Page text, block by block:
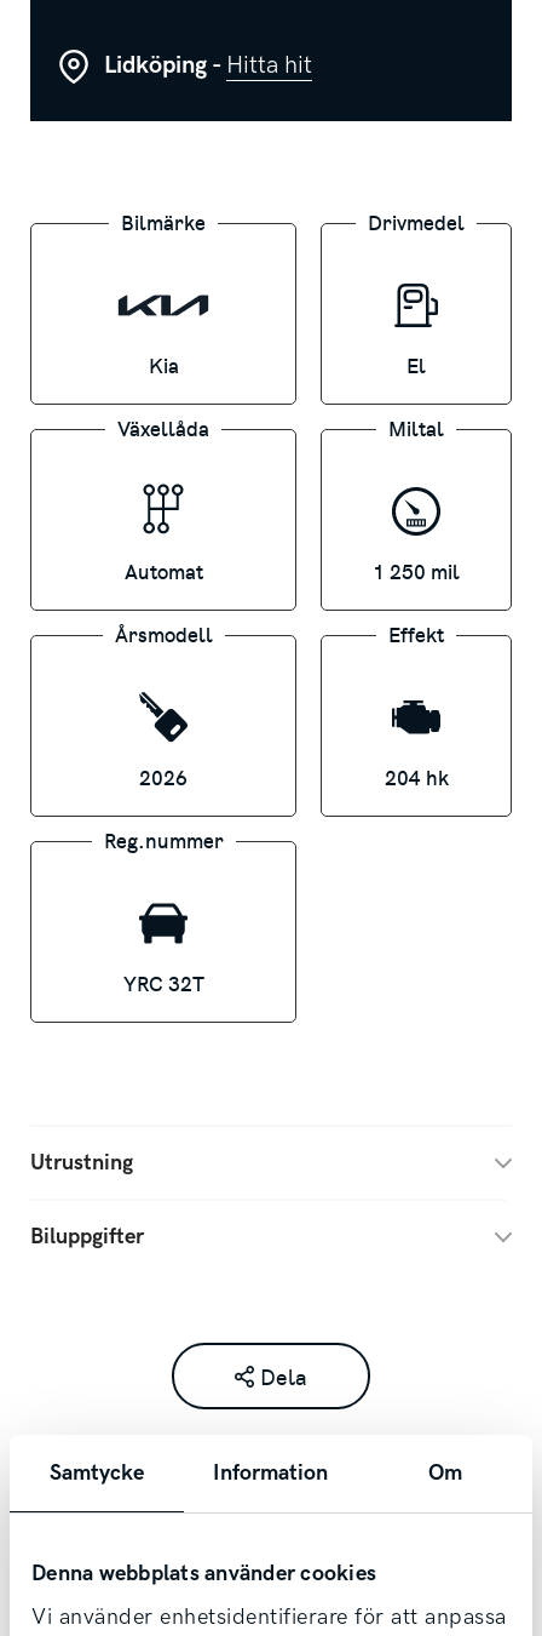
Samtycke Information Om
Denna webbplats använder cookies
Vi använder enhetsidentifierare för att anpassa
Vehicle to Load (V2L) Möjliggör bilen som
en "mobil powerbank"
Elmanövrerad passagerarstol
Exeriöra plastdetaljer, blanksvarta
Head-Up Display
Sollucka
Bilen är en rullande DEMO bil så
Vi tar din bil i inbyte samt erbjuder
förmånlig finansiering om så önskas. Ni når
mailen lead.lidkoping@svenskamotor.se.
Varmt Välkommen in till oss på Svenska
Motor Tallhagsgatan 12 i Lidköping för mer
info samt provkörning!
förmånlig finansiering om så önskas. Ni når
oss lättast på växeln 0510-48 81 97 eller på
mailen lead.lidkoping@svenskamotor.se.
Varmt Välkommen in till oss på Svenska
Lidköping - Hitta hit
Bilmärke
Kia
Drivmedel
El
Växellåda
Automat
Miltal
1 250 mil
Årsmodell
2026
Effekt
204 hk
Reg.nummer
YRC 32T
Utrustning
Biluppgifter
Dela
Kontakta säljare redan idag!
Vi tar din bil i inbyte oavsett märke & ålder,